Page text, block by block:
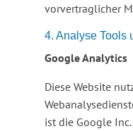
vorvertraglicher
4. Analyse Tools
Google Analytics
Diese Website
ist die Google